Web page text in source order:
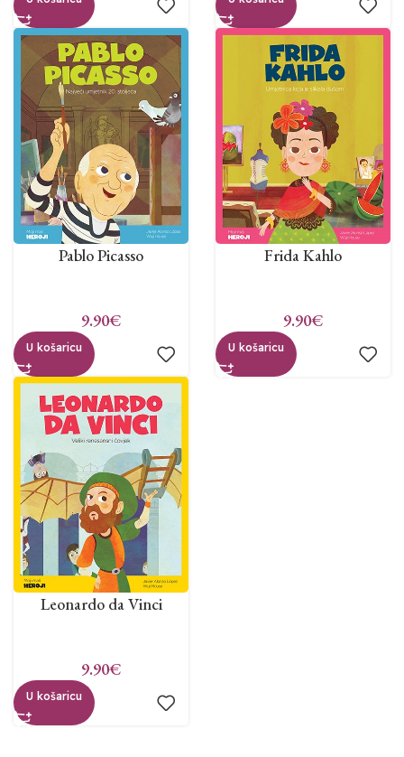
Pablo Picasso
9.90€
U košaricu
Frida Kahlo
9.90€
U košaricu
Leonardo da Vinci
9.90€
U košaricu